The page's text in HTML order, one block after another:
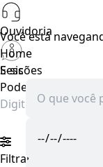
Ouvidoria
E-sic
Poder Legislativo
Filtrar por todos
Você está
Home
Sessões